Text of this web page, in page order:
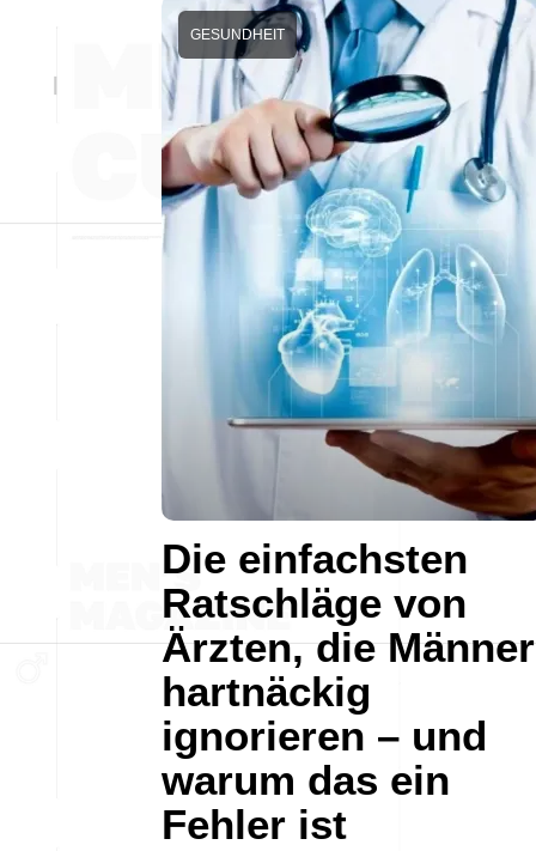
Die einfachsten
Ratschläge von
Ärzten, die Männer
hartnäckig
ignorieren – und
warum das ein
Fehler ist
GESUNDHEIT